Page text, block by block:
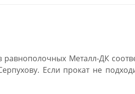
равнополочных Металл-ДК
Если прокат не